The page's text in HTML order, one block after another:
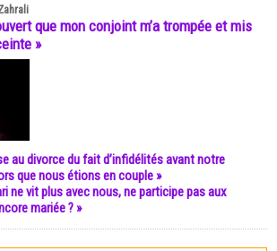
que mon conjoint m’a trompée et mis
»
au divorce du fait d’infidélités avant notre
que nous étions en couple »
ne vit plus avec nous, ne participe pas aux
mariée ? »